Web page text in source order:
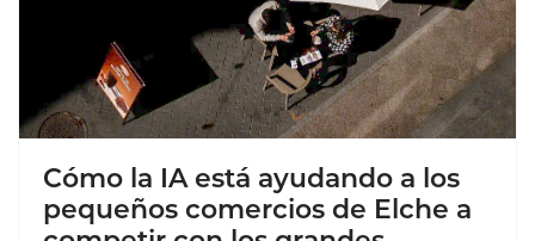
Cómo la IA está ayudando a los
pequeños comercios de Elche a